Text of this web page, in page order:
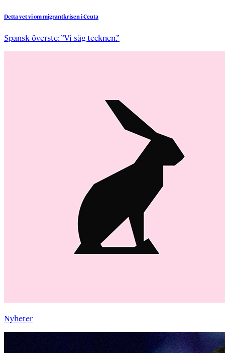
DettavetviommigrantkriseniCeuta
Spansk överste: ”Vi såg tecknen.”
Nyheter